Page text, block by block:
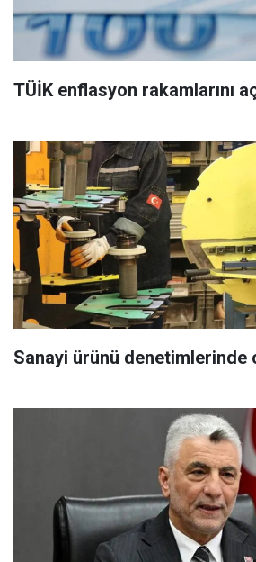
TÜİK enflasyon rakamlarını
Sanayi ürünü denetimlerinde